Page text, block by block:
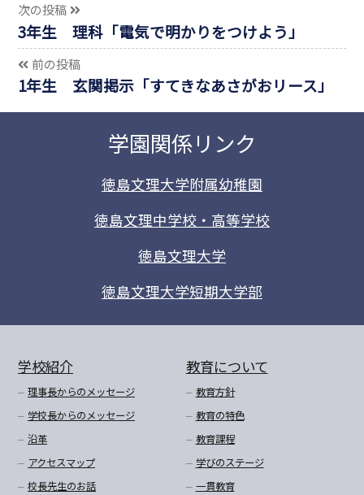
次の投稿
3年生 理科「電気で明かりをつけよう」
前の投稿
1年生 玄関掲示「すてきなあさがおリース」
学園関係リンク
徳島文理大学附属幼稚園
徳島文理中学校・高等学校
徳島文理大学
徳島文理大学短期大学部
学校紹介
理事長からのメッセージ
学校長からのメッセージ
沿革
アクセスマップ
校長先生のお話
教育について
教育方針
教育の特色
教育課程
学びのステージ
一貫教育